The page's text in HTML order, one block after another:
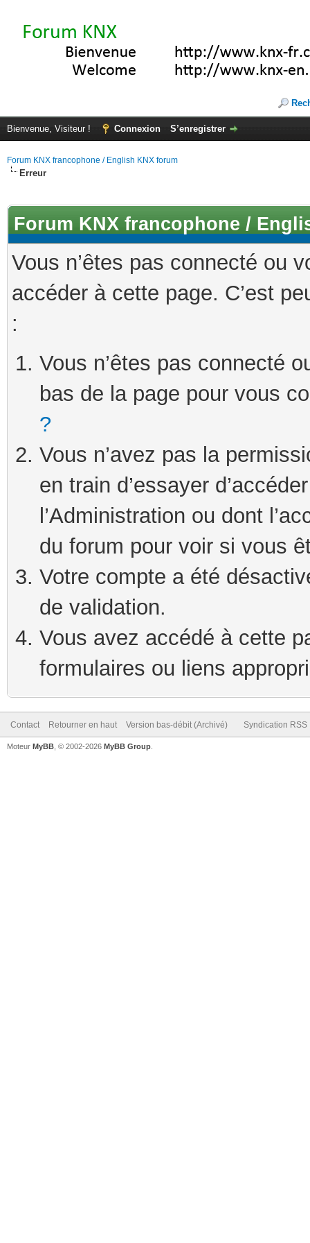
Bienvenue, Visiteur ! Connexion S’enregistrer
Forum KNX francophone / English KNX forum
Erreur
Forum KNX francophone /
Vous n’êtes pas connecté ou
accéder à cette page. C’est
:
Vous n’êtes pas connecté
bas de la page pour vous
?
Vous n’avez pas la
en train d’essayer
l’Administration ou dont
du forum pour voir si vous
Votre compte a été
de validation.
Vous avez accédé à cette
formulaires ou liens
Contact Retourner en haut Version bas-débit (Archivé) Syndication RSS
Moteur MyBB , © 2002-2026 MyBB Group